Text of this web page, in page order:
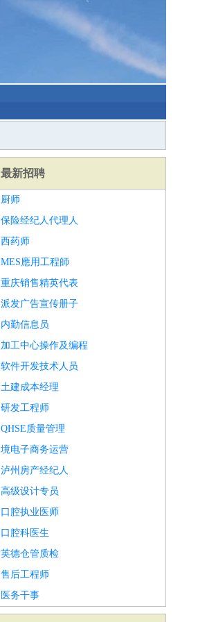
最新招聘
厨师
保险经纪人代理人
西药师
MES應用工程師
重庆销售精英代表
派发广告宣传册子
内勤信息员
加工中心操作及编程
软件开发技术人员
土建成本经理
研发工程师
QHSE质量管理
境电子商务运营
泸州房产经纪人
高级设计专员
口腔执业医师
口腔科医生
英德仓管质检
售后工程师
医务干事